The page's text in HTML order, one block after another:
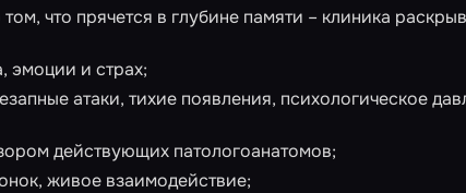
что прячется в глубине памяти – клиника
эмоции и страх;
атаки, тихие появления, психологическое
действующих патологоанатомов;
живое взаимодействие;